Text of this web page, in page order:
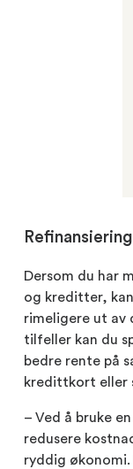
Dersom du har
og kreditter,
rimeligere ut av
tilfeller kan du
bedre rente på
kredittkort eller
– Ved å bruke
redusere
ryddig